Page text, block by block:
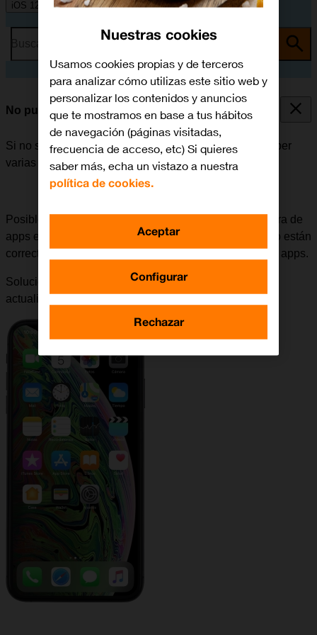
iOS 12.0
Busca por problema o tema
No puedo instalar una app
Si no se puede instalar una app en el móvil, puede haber
varias causas posibles al problema.
Posible causa 2 de 3:
Los datos de pago para la compra de
apps están asociados al ID de Apple. Si estos datos no están
correctos, se tienen que actualizar para poder comprar apps.
Solución:
Entrar en App Store desde el ordenador y
actualizar los datos de pago.
Nuestras cookies
Usamos cookies propias y de terceros
para analizar cómo utilizas este sitio web y
personalizar los contenidos y anuncios
que te mostramos en base a tus hábitos
de navegación (páginas visitadas,
frecuencia de acceso, etc) Si quieres
saber más, echa un vistazo a nuestra
política de cookies.
Configurar
Rechazar
Aceptar